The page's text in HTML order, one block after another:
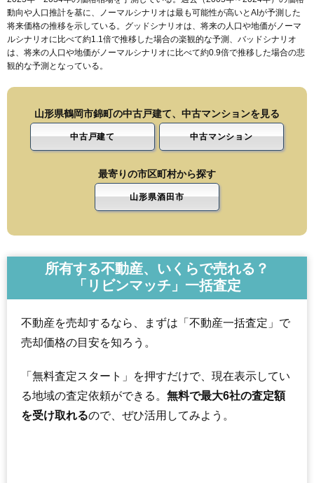
動向や人口推計を基に、ノーマルシナリオは最も可能性が高いとAIが予測した
将来価格の推移を示している。グッドシナリオは、将来の人口や地価がノーマ
ルシナリオに比べて約1.1倍で推移した場合の楽観的な予測、バッドシナリオ
は、将来の人口や地価がノーマルシナリオに比べて約0.9倍で推移した場合の悲
観的な予測となっている。
山形県鶴岡市錦町の中古戸建て、中古マンションを見る
中古戸建て 中古マンション
最寄りの市区町村から探す
山形県酒田市
所有する不動産、いくらで売れる？
「リビンマッチ」一括査定
不動産を売却するなら、まずは「不動産一括査定」で
売却価格の目安を知ろう。
「無料査定スタート」を押すだけで、現在表示してい
る地域の査定依頼ができる。 無料で最大6社の査定額
を受け取れるので、ぜひ活用してみよう。